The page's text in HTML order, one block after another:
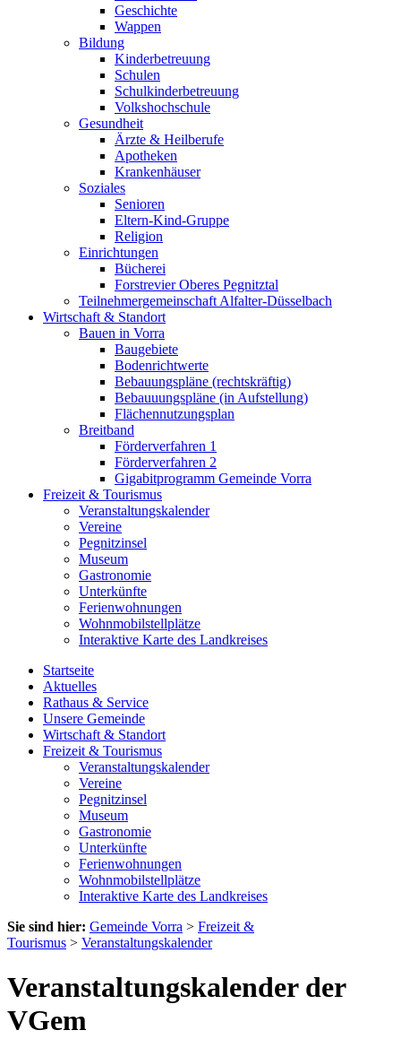
Geschichte
Wappen
Bildung
Kinderbetreuung
Schulen
Schulkinderbetreuung
Volkshochschule
Gesundheit
Ärzte & Heilberufe
Apotheken
Krankenhäuser
Soziales
Senioren
Eltern-Kind-Gruppe
Religion
Einrichtungen
Bücherei
Forstrevier Oberes Pegnitztal
Teilnehmergemeinschaft Alfalter-Düsselbach
Wirtschaft & Standort
Bauen in Vorra
Baugebiete
Bodenrichtwerte
Bebauungspläne (rechtskräftig)
Bebauuungspläne (in Aufstellung)
Flächennutzungsplan
Breitband
Förderverfahren 1
Förderverfahren 2
Gigabitprogramm Gemeinde Vorra
Freizeit & Tourismus
Veranstaltungskalender
Vereine
Pegnitzinsel
Museum
Gastronomie
Unterkünfte
Ferienwohnungen
Wohnmobilstellplätze
Interaktive Karte des Landkreises
Startseite
Aktuelles
Rathaus & Service
Unsere Gemeinde
Wirtschaft & Standort
Freizeit & Tourismus
Veranstaltungskalender
Vereine
Pegnitzinsel
Museum
Gastronomie
Unterkünfte
Ferienwohnungen
Wohnmobilstellplätze
Interaktive Karte des Landkreises
Sie sind hier: Gemeinde Vorra > Freizeit &
Tourismus > Veranstaltungskalender
Veranstaltungskalender der
VGem